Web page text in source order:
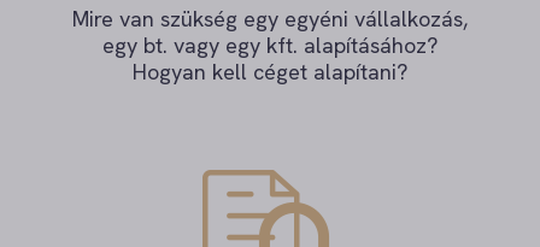
Mire van szükség egy egyéni vállalkozás,
egy bt. vagy egy kft. alapításához?
Hogyan kell céget alapítani?